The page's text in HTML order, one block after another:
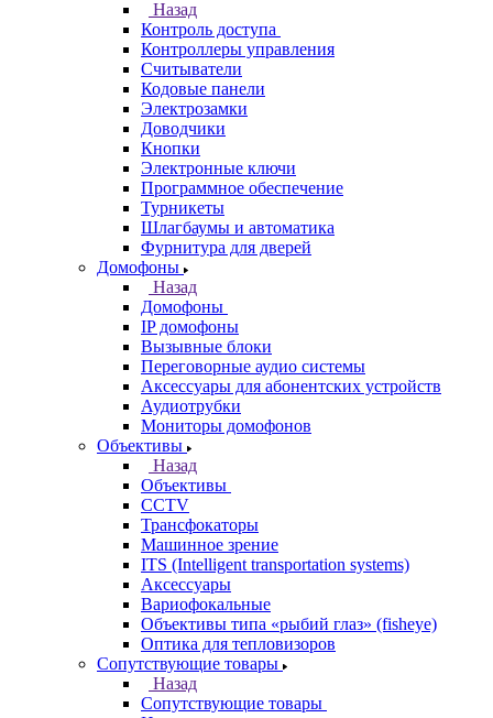
Назад
Контроль доступа
Контроллеры управления
Считыватели
Кодовые панели
Электрозамки
Доводчики
Кнопки
Электронные ключи
Программное обеспечение
Турникеты
Шлагбаумы и автоматика
Фурнитура для дверей
Домофоны
Назад
Домофоны
IP домофоны
Вызывные блоки
Переговорные аудио системы
Аксессуары для абонентских устройств
Аудиотрубки
Мониторы домофонов
Объективы
Назад
Объективы
CCTV
Трансфокаторы
Машинное зрение
ITS (Intelligent transportation systems)
Аксессуары
Вариофокальные
Объективы типа «рыбий глаз» (fisheye)
Оптика для тепловизоров
Сопутствующие товары
Назад
Сопутствующие товары